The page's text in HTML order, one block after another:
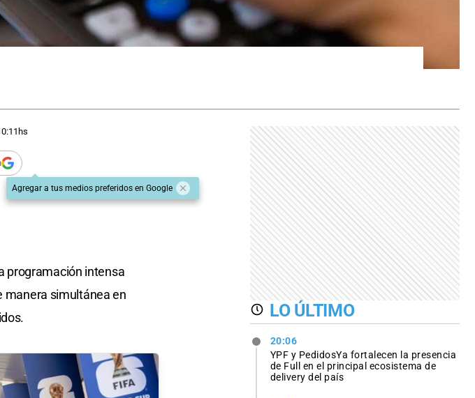
hs
Agregar a tus medios preferidos en Google
programación intensa
manera simultánea en
LO ÚLTIMO
20:06
YPF y PedidosYa fortalecen la presencia
de Full en el principal ecosistema de
delivery del país